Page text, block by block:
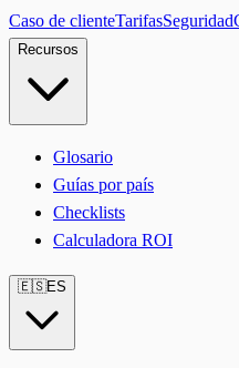
Caso de clienteTarifasSeguridad
Recursos
Glosario
Guías por país
Checklists
Calculadora ROI
🇪🇸ES